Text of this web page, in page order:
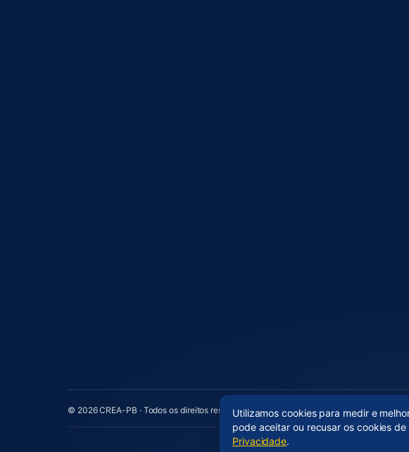
© 2026 CREA-PB · Todos os direitos reservadosUtilizamos cookies para medir e
pode aceitar ou recusar os cookies de
Privacidade.